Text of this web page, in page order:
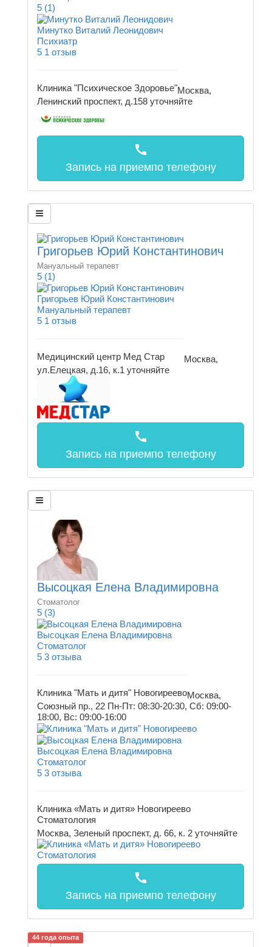
5 (1)
Минутко Виталий Леонидович
Психиатр
5 1 отзыв
Клиника "Психическое Здоровье"Москва,
Ленинский проспект, д.158 уточняйте
call
Запись на приемпо телефону
Григорьев Юрий Константинович
Мануальный терапевт
5 (1)
Григорьев Юрий Константинович
Мануальный терапевт
5 1 отзыв
Медицинский центр Мед Стар
Москва,
ул.Елецкая, д.16, к.1 уточняйте
call
Запись на приемпо телефону
Высоцкая Елена Владимировна
Стоматолог
5 (3)
Высоцкая Елена Владимировна
Стоматолог
5 3 отзыва
Клиника "Мать и дитя" НовогиреевоМосква,
Союзный пр., 22 Пн-Пт: 08:30-20:30, Сб: 09:00-
18:00, Вс: 09:00-16:00
Высоцкая Елена Владимировна
Стоматолог
5 3 отзыва
Клиника «Мать и дитя» Новогиреево
Стоматология
Москва, Зеленый проспект, д. 66, к. 2 уточняйте
call
Запись на приемпо телефону
44 года опыта